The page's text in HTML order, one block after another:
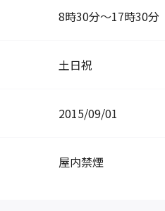
8時30分～17時30分
土日祝
2015/09/01
屋内禁煙